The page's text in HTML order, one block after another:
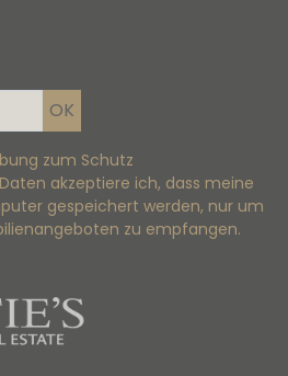
zum Schutz
akzeptiere ich, dass meine
gespeichert werden, nur um
zu empfangen.